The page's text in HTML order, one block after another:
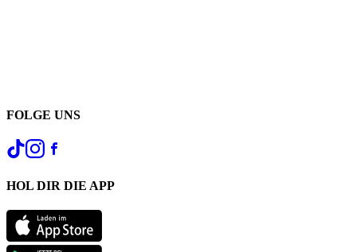
FOLGE UNS
HOL DIR DIE APP